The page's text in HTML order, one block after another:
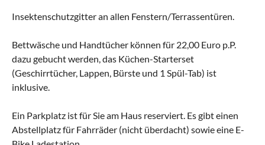
Insektenschutzgitter an allen Fenstern/Terrassentüren.
Bettwäsche und Handtücher können für 22,00 Euro p.P.
dazu gebucht werden, das Küchen-Starterset
(Geschirrtücher, Lappen, Bürste und 1 Spül-Tab) ist
inklusive.
Ein Parkplatz ist für Sie am Haus reserviert. Es gibt einen
Abstellplatz für Fahrräder (nicht überdacht) sowie eine E-